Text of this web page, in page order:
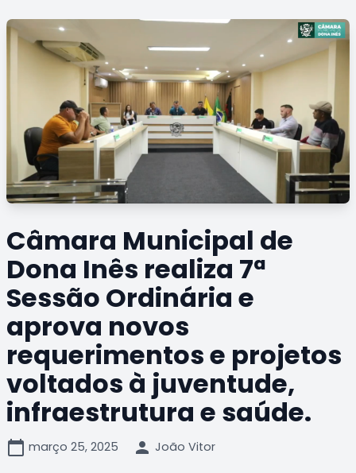
Câmara Municipal de
Dona Inês realiza 7ª
Sessão Ordinária e
aprova novos
requerimentos e projetos
voltados à juventude,
infraestrutura e saúde.
calendar_today março 25, 2025 person João Vitor